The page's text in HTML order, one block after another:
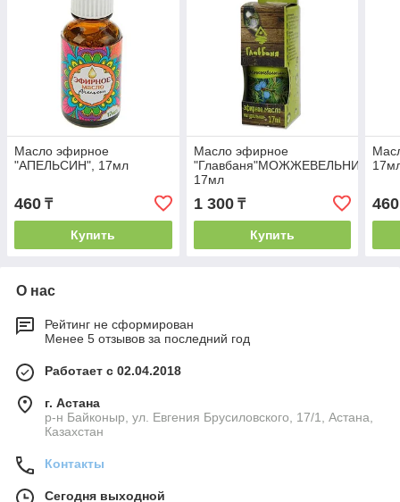
Масло эфирное
"АПЕЛЬСИН", 17мл
460 ₸
Купить
Масло эфирное
"Главбаня"МОЖЖЕВЕЛЬНИК",
17мл
1 300₸
Купить
460
О нас
Рейтинг не сформирован
Менее 5 отзывов за последний год
Работает с 02.04.2018
г. Астана
р-н Байконыр, ул. Евгения Брусиловского, 17/1, Астана,
Казахстан
Контакты
Сегодня выходной